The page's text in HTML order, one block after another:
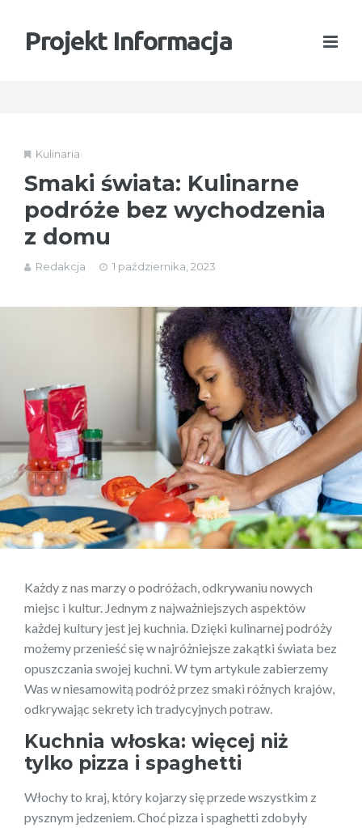
Projekt Informacja
Kulinaria
Smaki świata: Kulinarne
podróże bez wychodzenia
z domu
Redakcja 1 października, 2023
Każdy z nas marzy o podróżach, odkrywaniu nowych
miejsc i kultur. Jednym z najważniejszych aspektów
każdej kultury jest jej kuchnia. Dzięki kulinarnej podróży
możemy przenieść się w najróżniejsze zakątki świata bez
opuszczania swojej kuchni. W tym artykule zabierzemy
Was w niesamowitą podróż przez smaki różnych krajów,
odkrywając sekrety ich tradycyjnych potraw.
Kuchnia włoska: więcej niż
tylko pizza i spaghetti
Włochy to kraj, który kojarzy się przede wszystkim z
pysznym jedzeniem. Choć pizza i spaghetti zdobyły